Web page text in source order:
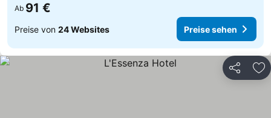
Ab 91 €
Preise von 24 Websites Preise sehen
Teilen